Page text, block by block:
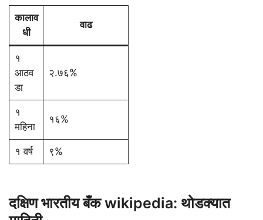
कालाव
धी
वाढ
१
आठव
डा
२.७६%
१
महिना
१६%
१ वर्ष ९%
दक्षिण भारतीय बँक wikipedia: थोडक्यात